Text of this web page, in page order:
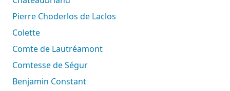
Pierre Choderlos de Laclos
Colette
Comte de Lautréamont
Comtesse de Ségur
Benjamin Constant